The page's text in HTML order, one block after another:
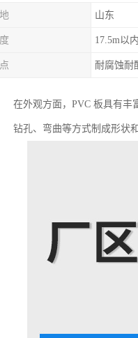
山东
17.5m以内
耐腐蚀耐
在外观方面，PVC 板具有丰
钻孔、弯曲等方式制成形状